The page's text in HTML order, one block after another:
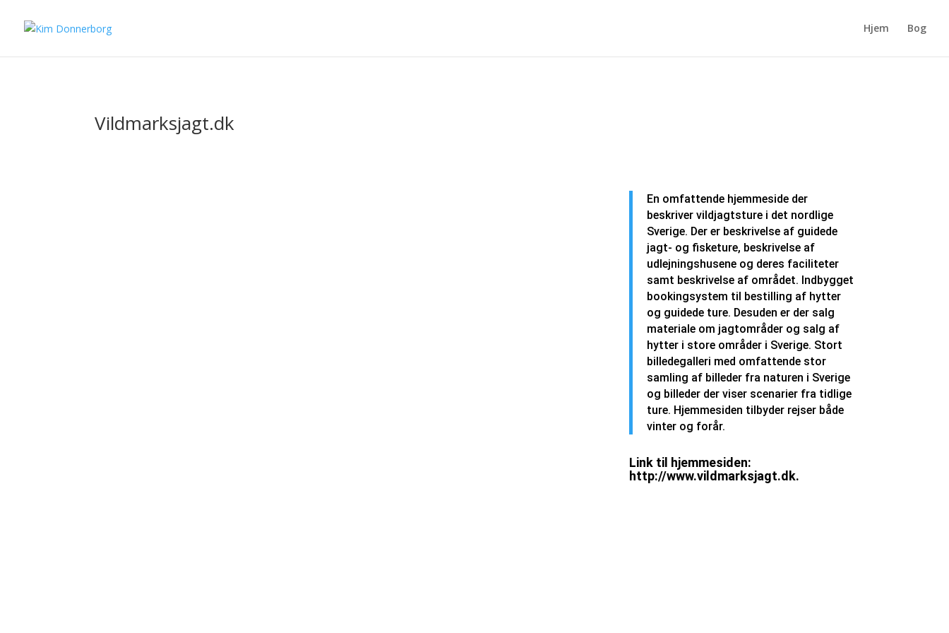
Hjem Bog
Vildmarksjagt.dk
En omfattende hjemmeside der
beskriver vildjagtsture i det nordlige
Sverige. Der er beskrivelse af guidede
jagt- og fisketure, beskrivelse af
udlejningshusene og deres faciliteter
samt beskrivelse af området. Indbygget
bookingsystem til bestilling af hytter
og guidede ture. Desuden er der salg
materiale om jagtområder og salg af
hytter i store områder i Sverige. Stort
billedegalleri med omfattende stor
samling af billeder fra naturen i Sverige
og billeder der viser scenarier fra tidlige
ture. Hjemmesiden tilbyder rejser både
vinter og forår.
Link til hjemmesiden:
http://www.vildmarksjagt.dk.